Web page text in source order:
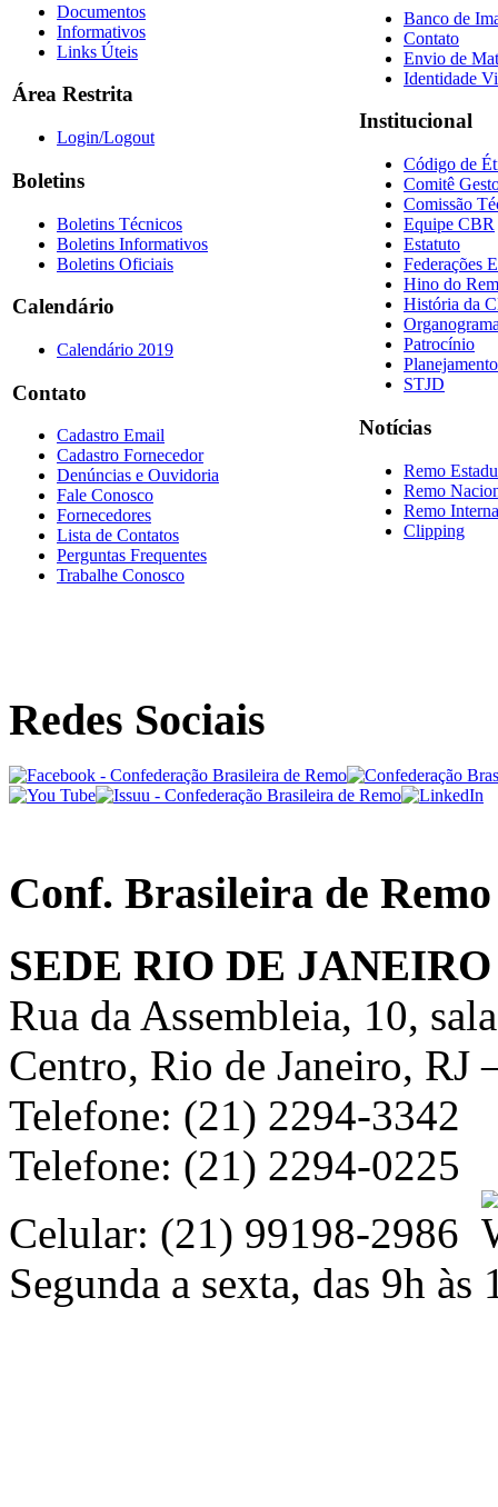
Documentos
Informativos
Links Úteis
Área Restrita
Login/Logout
Boletins
Boletins Técnicos
Boletins Informativos
Boletins Oficiais
Calendário
Calendário 2019
Contato
Cadastro Email
Cadastro Fornecedor
Denúncias e Ouvidoria
Fale Conosco
Fornecedores
Lista de Contatos
Perguntas Frequentes
Trabalhe Conosco
Banco de
Contato
Envio de
Identidade
Institucional
Código de
Comitê
Comissão
Equipe CBR
Estatuto
Federações
Hino do
História da
Patrocínio
STJD
Notícias
Remo
Remo
Remo
Clipping
Redes Sociais
Conf. Brasileira de Remo
SEDE RIO DE JANEIRO
Rua da Assembleia, 10,
Centro, Rio de Janeiro, RJ
Telefone: (21) 2294-3342
Telefone: (21) 2294-0225
Celular: (21) 99198-2986
Segunda a sexta, das 9h às